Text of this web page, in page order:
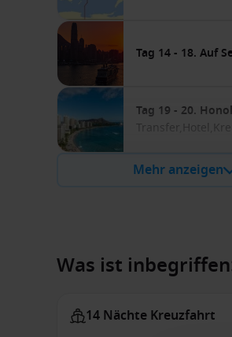
Tag 14 - 18. Auf
Tag 19 - 20.
Transfer,
Hotel,
Mehr anzeigen
Was ist
14 Nächte Kreuzfahrt